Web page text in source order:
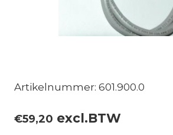
Artikelnummer: 601.900.0
€59,20 excl.BTW